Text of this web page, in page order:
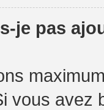
je pas
vous avez